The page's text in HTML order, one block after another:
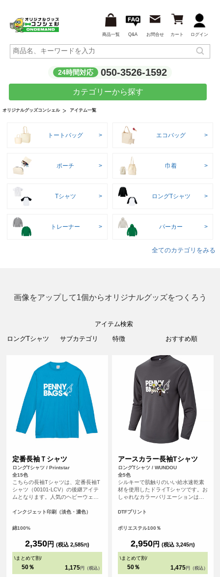
商品一覧 Q&A お問合せ カート ログイン
24時間対応 050-3526-1592
カテゴリーから探す
オリジナルグッズコンシェル アイテム一覧
トートバッグ エコバッグ
ポーチ 巾着
Tシャツ ロングTシャツ
トレーナー パーカー
全てのカテゴリをみる
画像をアップして1個からオリジナルグッズをつくろう
アイテム検索
定番長袖Ｔシャツ
ロングTシャツ / Printstar
全15色
こちらの長袖Tシャツは、定番長袖T
シャツ（00101-LCV）の後継アイテ
ムとなります。人気のヘビーウェイ
合わせたシンプルなシルエットのた
ができる長袖Tシャツとなっていま
インクジェット印刷（淡色・濃色）
綿100%
2,350円 (税込 2,585円)
\まとめて割/
50％ 1,175 円（税込）
アースカラー長袖Tシャツ
ロングTシャツ / WUNDOU
全5色
シルキーで肌触りのいい給水速乾素
材を使用したドライTシャツです。お
しゃれなカラーバリエーションは、
普段使いのTシャツとしてもおすすめ
DTFプリント
ポリエステル100％
2,950円 (税込 3,245円)
\まとめて割/
50％ 1,475 円（税込）